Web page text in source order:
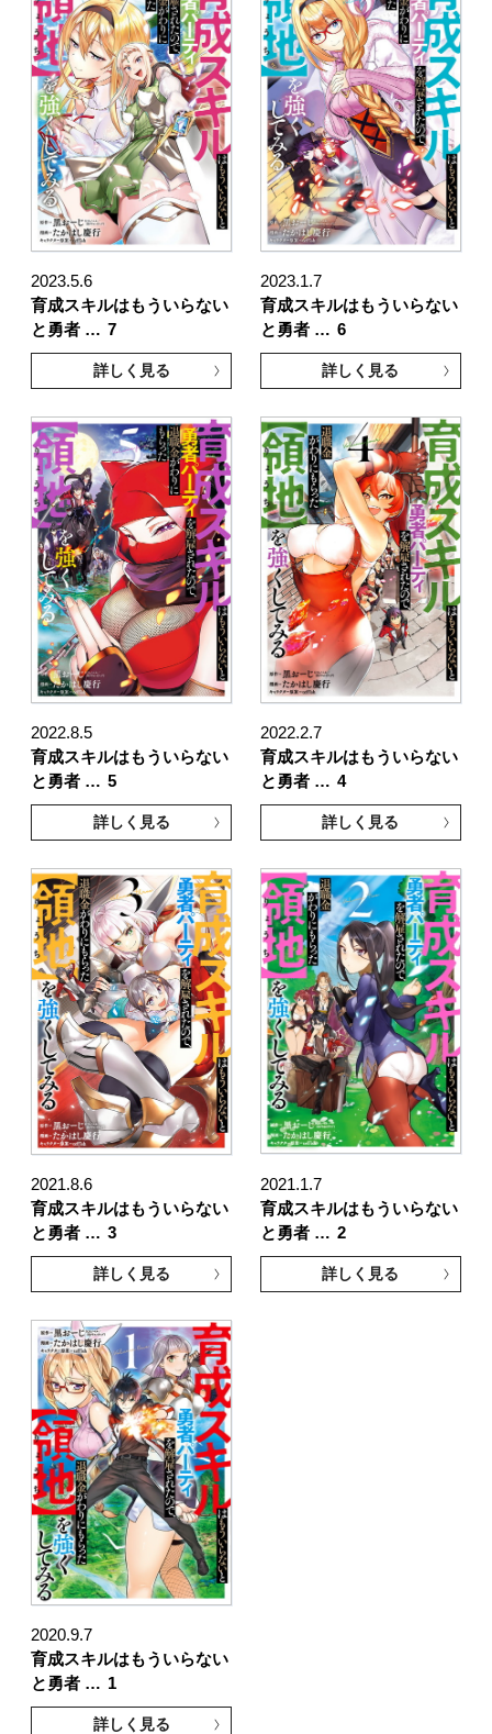
2023.5.6
育成スキルはもういらない
と勇者 … 7
詳しく見る
2023.1.7
育成スキルはもういらない
と勇者 … 6
詳しく見る
2022.8.5
育成スキルはもういらない
と勇者 … 5
詳しく見る
2022.2.7
育成スキルはもういらない
と勇者 … 4
詳しく見る
2021.8.6
育成スキルはもういらない
と勇者 … 3
詳しく見る
2021.1.7
育成スキルはもういらない
と勇者 … 2
詳しく見る
2020.9.7
育成スキルはもういらない
と勇者 … 1
詳しく見る